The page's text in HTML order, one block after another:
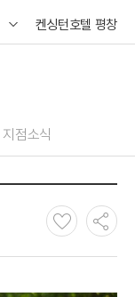
켄싱턴호텔 평창
지점소식